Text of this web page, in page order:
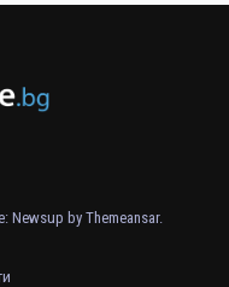
Newsup by Themeansar.